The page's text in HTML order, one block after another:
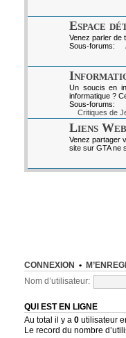
Espace
Venez parler de
Sous-forums:
Un soucis en
informatique ?
Sous-forums:
Critiques de
Liens Web
Venez partager
site sur GTA ne
CONNEXION •
Nom d’utilisateur:
QUI EST EN LIGNE
Au total il y a 0utilisateur
Le record du nombre